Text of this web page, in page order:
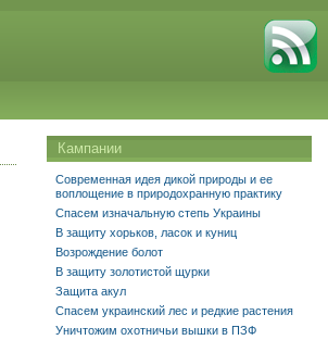
Кампании
Современная идея дикой природы и ее
воплощение в природохранную практику
Спасем изначальную степь Украины
В защиту хорьков, ласок и куниц
Возрождение болот
В защиту золотистой щурки
Защита акул
Спасем украинский лес и редкие растения
Уничтожим охотничьи вышки в ПЗФ